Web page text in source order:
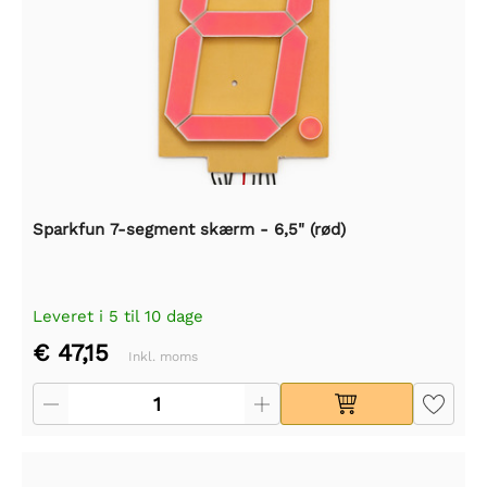
Sparkfun 7-segment skærm - 6,5" (rød)
Leveret i 5 til 10 dage
€ 47,15 Inkl. moms